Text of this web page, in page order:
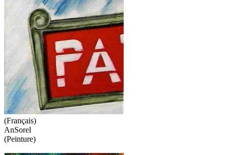
(Français)
AnSorel
(Peinture)